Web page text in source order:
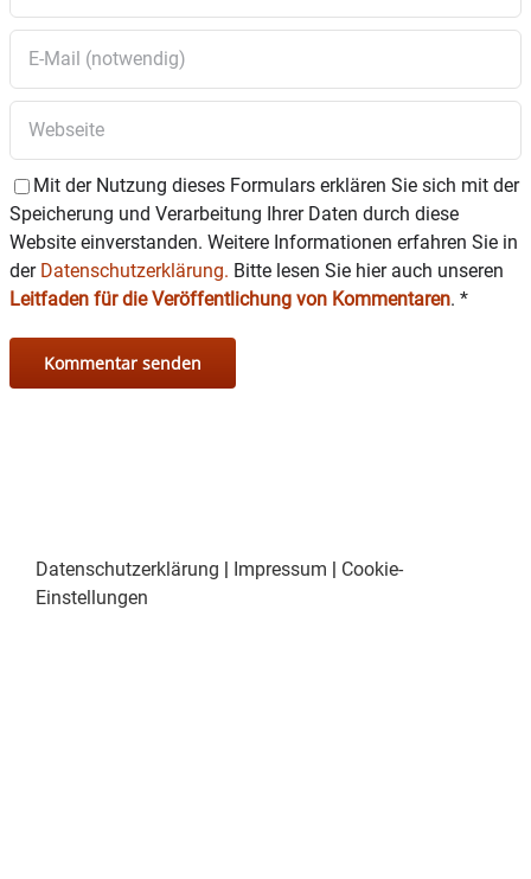
Mit der Nutzung dieses Formulars erklären Sie sich mit der
Speicherung und Verarbeitung Ihrer Daten durch diese
Website einverstanden. Weitere Informationen erfahren Sie in
der Datenschutzerklärung. Bitte lesen Sie hier auch unseren
Leitfaden für die Veröffentlichung von Kommentaren. *
Datenschutzerklärung | Impressum | Cookie-
Einstellungen